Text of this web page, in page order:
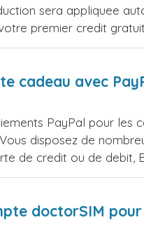
sera appliquee
premier credit
cadeau avec
PayPal pour
disposez de
de credit ou de debit,
doctorSIM